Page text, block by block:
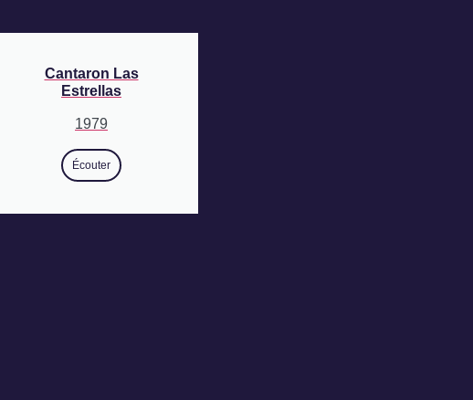
Cantaron Las
Estrellas
1979
Écouter